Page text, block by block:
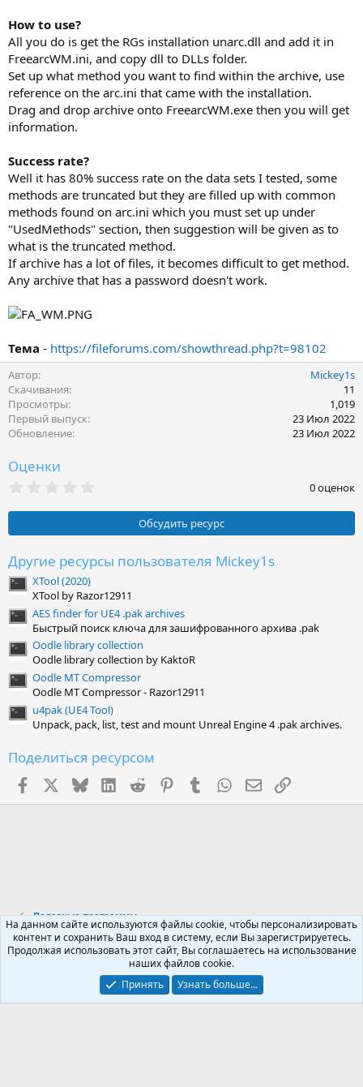
How to use?
All you do is get the RGs installation unarc.dll and add it in
FreearcWM.ini, and copy dll to DLLs folder.
Set up what method you want to find within the archive, use
reference on the arc.ini that came with the installation.
Drag and drop archive onto FreearcWM.exe then you will get
information.
Success rate?
Well it has 80% success rate on the data sets I tested, some
methods are truncated but they are filled up with common
methods found on arc.ini which you must set up under
"UsedMethods" section, then suggestion will be given as to
what is the truncated method.
If archive has a lot of files, it becomes difficult to get method.
Any archive that has a password doesn't work.
Тема - https://fileforums.com/showthread.php?t=98102
Автор
Mickey1s
Скачивания
11
Просмотры
1,019
Первый выпуск
23 Июл 2022
Обновление
23 Июл 2022
Оценки
0
з
ё
з
0 оценок
Обсудить ресурс
Другие ресурсы пользователя Mickey1s
XTool (2020)
XTool by Razor12911
AES finder for UE4 .pak archives
Быстрый поиск ключа для зашифрованного архива .pak
Oodle library collection
Oodle library collection by KaktoR
Oodle MT Compressor
Oodle MT Compressor - Razor12911
u4pak (UE4 Tool)
Unpack, pack, list, test and mount Unreal Engine 4 .pak archives.
Поделиться ресурсом
FacebookX (Twitter)
BlueskyLinkedInReddit PinterestTumblr WhatsApp
Электронная
Ссылка
Полезные программы
Russian (RU)
Условия и правила
Политика конфиденциальности
Помощь
На данном сайте используются файлы cookie, чтобы персонализировать
контент и сохранить Ваш вход в систему, если Вы зарегистрируетесь.
Продолжая использовать этот сайт, Вы соглашаетесь на использование
наших файлов cookie.
Принять
Узнать больше...